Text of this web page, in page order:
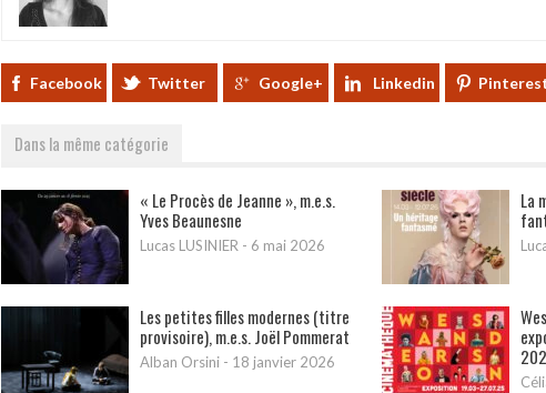
Facebook Twitter Google+ Linkedin
Dans la même catégorie
« Le Procès de Jeanne », m.e.s.
Yves Beaunesne
Lucas LUSINIER - 6 mai 2026
La
Les petites filles modernes (titre
provisoire), m.e.s. Joël Pommerat
Alban Orsini - 18 janvier 2026